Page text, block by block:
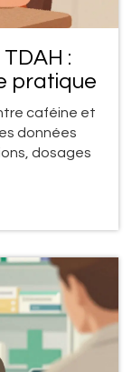
:
pratique
caféine et
données
dosages